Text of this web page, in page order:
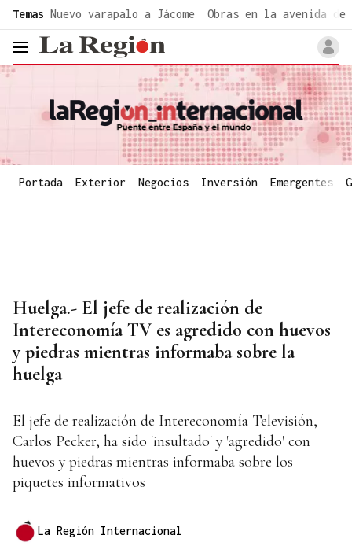
Temas Nuevo varapalo a Jácome Obras en la avenida de
header.menu.open
Portada Exterior Negocios Inversión Emergentes
Huelga.- El jefe de realización de
Intereconomía TV es agredido con huevos
y piedras mientras informaba sobre la
huelga
El jefe de realización de Intereconomía Televisión,
Carlos Pecker, ha sido 'insultado' y 'agredido' con
huevos y piedras mientras informaba sobre los
piquetes informativos
La Región Internacional